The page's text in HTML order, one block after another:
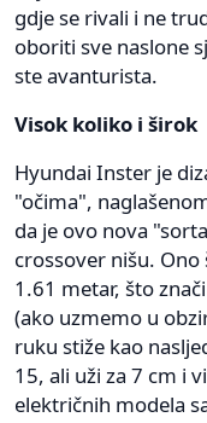
gdje se rivali i ne
oboriti sve naslone
ste avanturista.
Visok koliko i širok
Hyundai Inster je
"očima",
da je ovo nova
crossover nišu.
1.61 metar, što
(ako uzmemo u
ruku stiže kao
15, ali uži za 7 cm i
električnih modela